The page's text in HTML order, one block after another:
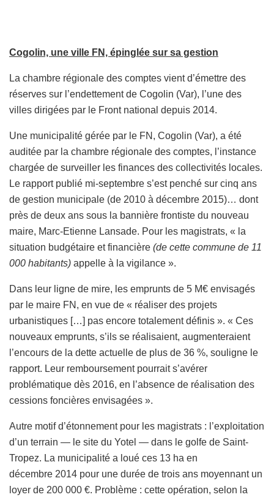
Cogolin, une ville FN, épinglée sur sa gestion
La chambre régionale des comptes vient d’émettre des
réserves sur l’endettement de Cogolin (Var), l’une des
villes dirigées par le Front national depuis 2014.
Une municipalité gérée par le FN, Cogolin (Var), a été
auditée par la chambre régionale des comptes, l’instance
chargée de surveiller les finances des collectivités locales.
Le rapport publié mi-septembre s’est penché sur cinq ans
de gestion municipale (de 2010 à décembre 2015)… dont
près de deux ans sous la bannière frontiste du nouveau
maire, Marc-Etienne Lansade. Pour les magistrats, « la
situation budgétaire et financière (de cette commune de 11
000 habitants) appelle à la vigilance ».
Dans leur ligne de mire, les emprunts de 5 M€ envisagés
par le maire FN, en vue de « réaliser des projets
urbanistiques […] pas encore totalement définis ». « Ces
nouveaux emprunts, s’ils se réalisaient, augmenteraient
l’encours de la dette actuelle de plus de 36 %, souligne le
rapport. Leur remboursement pourrait s’avérer
problématique dès 2016, en l’absence de réalisation des
cessions foncières envisagées ».
Autre motif d’étonnement pour les magistrats : l’exploitation
d’un terrain — le site du Yotel — dans le golfe de Saint-
Tropez. La municipalité a loué ces 13 ha en
décembre 2014 pour une durée de trois ans moyennant un
loyer de 200 000 €. Problème : cette opération, selon la